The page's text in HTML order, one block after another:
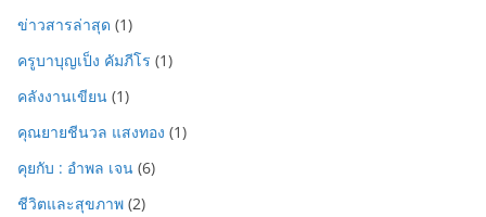
ข่าวสารล่าสุด (1)
ครูบาบุญเป็ง คัมภีโร (1)
คลังงานเขียน (1)
คุณยายชีนวล แสงทอง (1)
คุยกับ : อำพล เจน (6)
ชีวิตและสุขภาพ (2)